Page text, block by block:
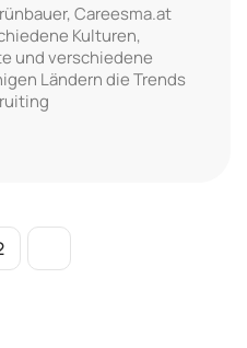
Careesma.at
Kulturen,
und verschiedene
Ländern die Trends